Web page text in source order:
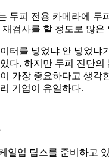
두피 전용 카메라에
검사를 할 정도로 많은
터를 넣었냐 안 넣었
다. 하지만 두피 진단
가장 중요하다고 생
기업이 유일하다.
일업 팁스를 준비하고